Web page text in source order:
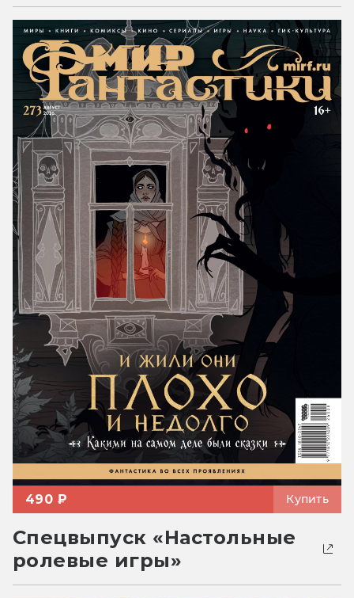
490 ₽ Купить
Спецвыпуск «Настольные
ролевые игры»